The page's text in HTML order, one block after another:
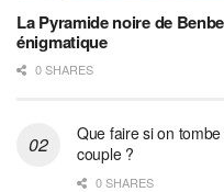
La Pyramide noire de
énigmatique
0 SHARES
Que faire si on
couple ?
0 SHARES